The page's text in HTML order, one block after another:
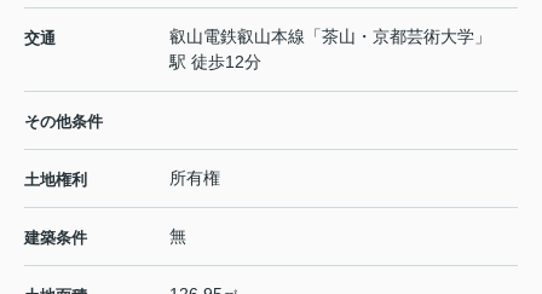
交通 叡山電鉄叡山本線 「茶山・京都芸術大学 」
駅 徒歩12分
その他条件
土地権利 所有権
建築条件 無